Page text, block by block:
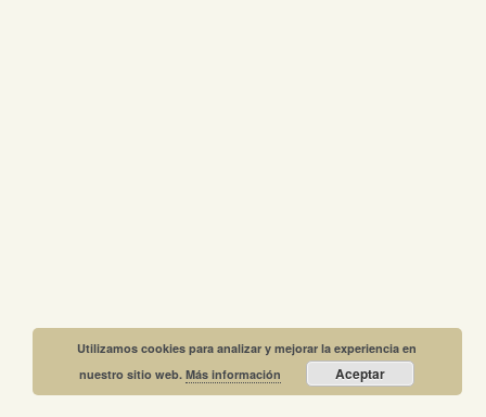
Utilizamos cookies para analizar y mejorar la experiencia en
nuestro sitio web.Más información Aceptar